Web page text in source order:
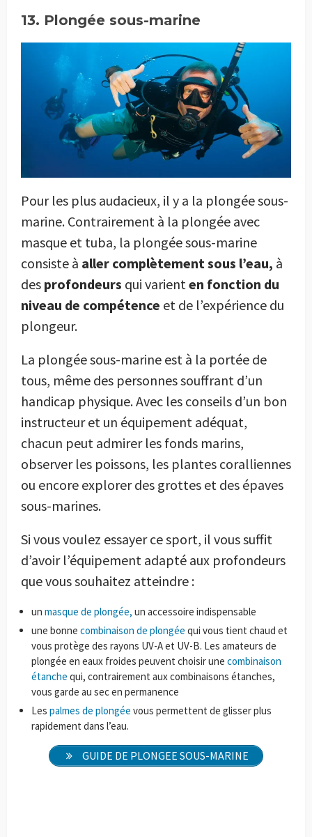
13. Plongée sous-marine
Pour les plus audacieux, il y a la plongée sous-
marine. Contrairement à la plongée avec
masque et tuba, la plongée sous-marine
consiste à aller complètement sous l’eau, à
des profondeurs qui varient en fonction du
niveau de compétence et de l’expérience du
plongeur.
La plongée sous-marine est à la portée de
tous, même des personnes souffrant d’un
handicap physique. Avec les conseils d’un bon
instructeur et un équipement adéquat,
chacun peut admirer les fonds marins,
observer les poissons, les plantes coralliennes
ou encore explorer des grottes et des épaves
sous-marines.
Si vous voulez essayer ce sport, il vous suffit
d’avoir l’équipement adapté aux profondeurs
que vous souhaitez atteindre :
un masque de plongée, un accessoire indispensable
une bonne combinaison de plongée qui vous tient chaud et
vous protège des rayons UV-A et UV-B. Les amateurs de
plongée en eaux froides peuvent choisir une combinaison
étanche qui, contrairement aux combinaisons étanches,
vous garde au sec en permanence
Les palmes de plongée vous permettent de glisser plus
rapidement dans l’eau.
GUIDE DE PLONGEE SOUS-MARINE